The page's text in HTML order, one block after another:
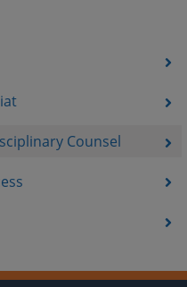
Counsel